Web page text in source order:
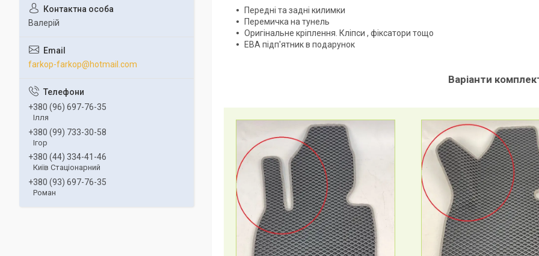
Передні та задні килимки
Перемичка на тунель
Оригінальне кріплення. Кліпси , фіксатори тощо
ЕВА підп'ятник в подарунок
Варіанти
Валерій
farkop-farkop@hotmail.com
+380 (96) 697-76-35
Ілля
+380 (99) 733-30-58
Ігор
+380 (44) 334-41-46
Київ Стаціонарний
+380 (93) 697-76-35
Роман